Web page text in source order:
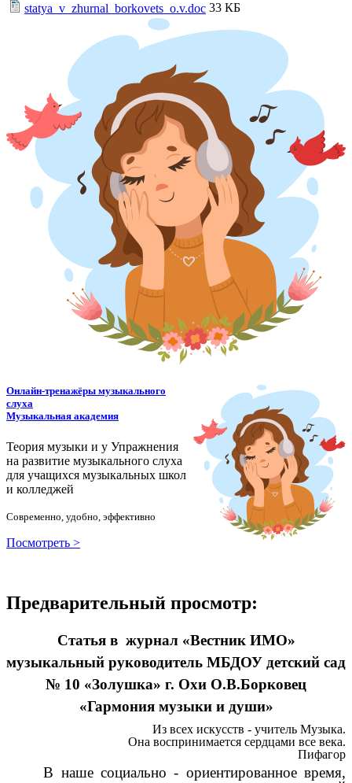
statya_v_zhurnal_borkovets_o.v.doc 33 КБ
Онлайн-тренажёры музыкального
слуха
Музыкальная академия
Теория музыки и у Упражнения
на развитие музыкального слуха
для учащихся музыкальных школ
и колледжей
Современно, удобно, эффективно
Посмотреть >
Предварительный просмотр:
Статья в журнал «Вестник ИМО»
музыкальный руководитель МБДОУ детский сад
№ 10 «Золушка» г. Охи О.В.Борковец
«Гармония музыки и души»
Из всех искусств - учитель Музыка.
Она воспринимается сердцами все века.
Пифагор
В наше социально - ориентированное время,